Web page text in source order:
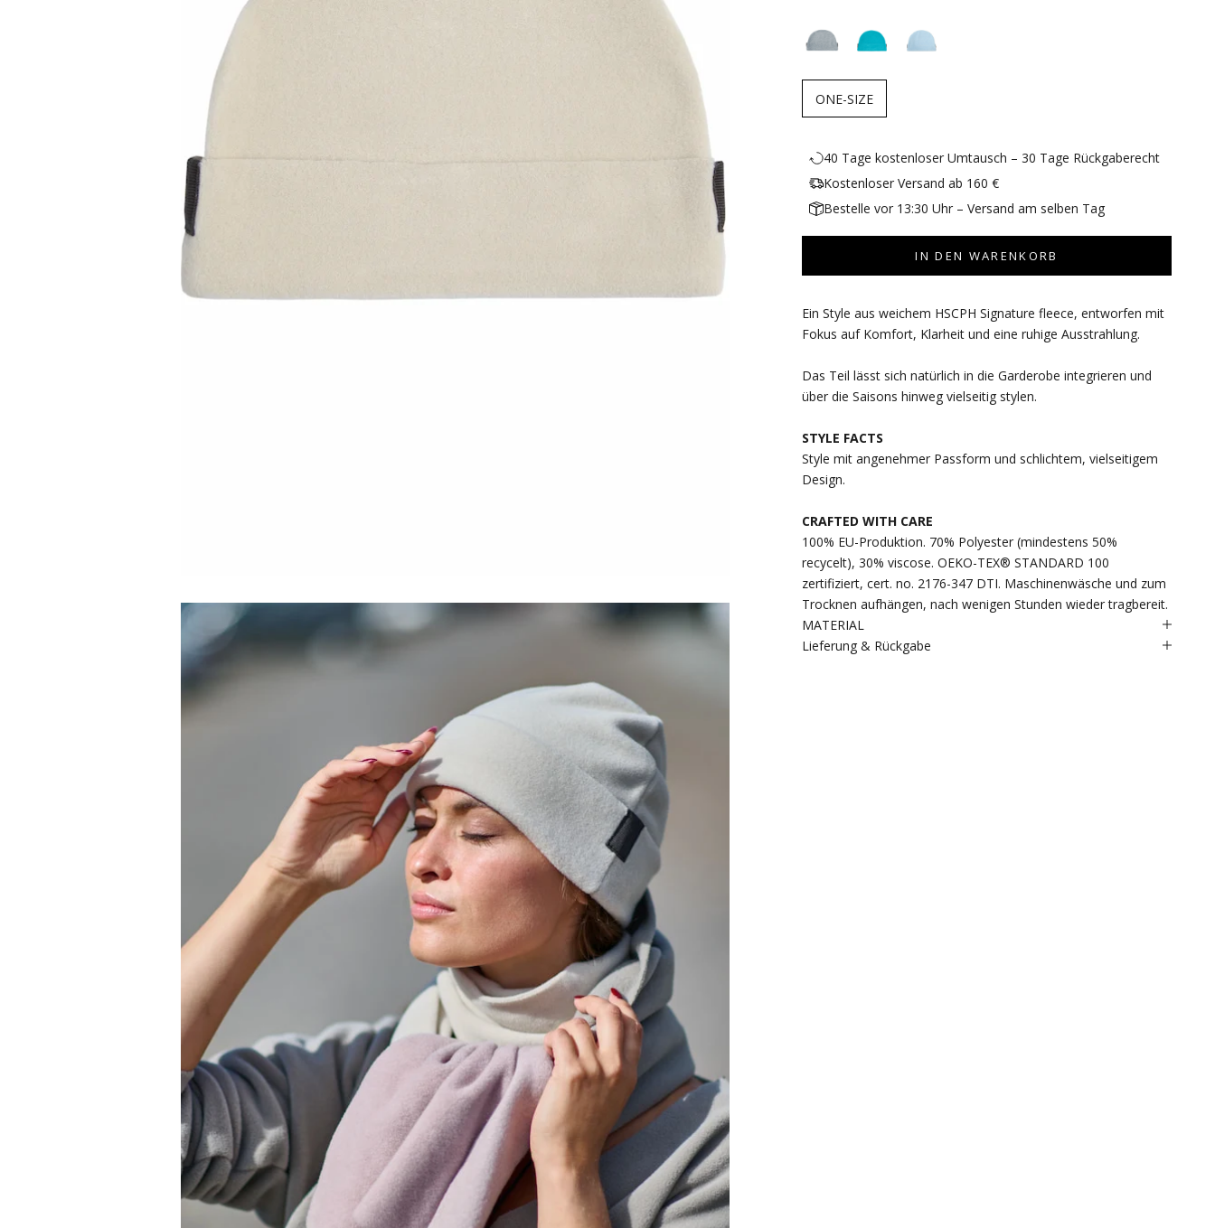
ONE-SIZE
40 Tage kostenloser Umtausch – 30 Tage Rückgaberecht
Kostenloser Versand ab 160 €
Bestelle vor 13:30 Uhr – Versand am selben Tag
IN DEN WARENKORB
Ein Style aus weichem HSCPH Signature fleece, entworfen mit
Fokus auf Komfort, Klarheit und eine ruhige Ausstrahlung.
Das Teil lässt sich natürlich in die Garderobe integrieren und
über die Saisons hinweg vielseitig stylen.
STYLE FACTS
Style mit angenehmer Passform und schlichtem, vielseitigem
Design.
CRAFTED WITH CARE
100% EU-Produktion. 70% Polyester (mindestens 50%
recycelt), 30% viscose. OEKO-TEX® STANDARD 100
zertifiziert, cert. no. 2176-347 DTI. Maschinenwäsche und zum
Trocknen aufhängen, nach wenigen Stunden wieder tragbereit.
MATERIAL
Lieferung & Rückgabe
NEWSLETTER AN
Universums zu werden – mit regelmäßiger
Inspiration, Styling-Tipps und Einblicken in unsere
Welt.
Mit deiner Anmeldung akzeptierst du unsere
Datenschutzrichtlinieund willigst ein, unseren
Newsletter sowie gezielte Marketinginhalte zu
erhalten. Deine Einwilligung kannst du jederzeit
widerrufen.
Name
Email
SIGN UP